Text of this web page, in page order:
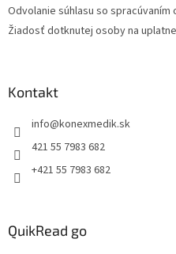
Odvolanie súhlasu so spracúvaním
Žiadosť dotknutej osoby na
Kontakt
info@konexmedik.sk
421 55 7983 682
+421 55 7983 682
QuikRead go